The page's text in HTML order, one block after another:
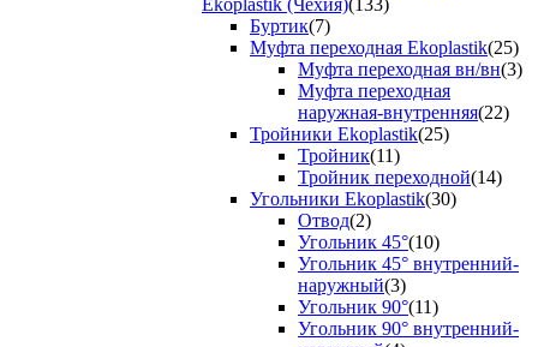
Ekoplastik (Чехия)(133)
Буртик(7)
Муфта переходная Ekoplastik(25)
Муфта переходная вн/вн(3)
Муфта переходная
наружная-внутренняя(22)
Тройники Ekoplastik(25)
Тройник(11)
Тройник переходной(14)
Угольники Ekoplastik(30)
Отвод(2)
Угольник 45°(10)
Угольник 45° внутренний-
наружный(3)
Угольник 90°(11)
Угольник 90° внутренний-